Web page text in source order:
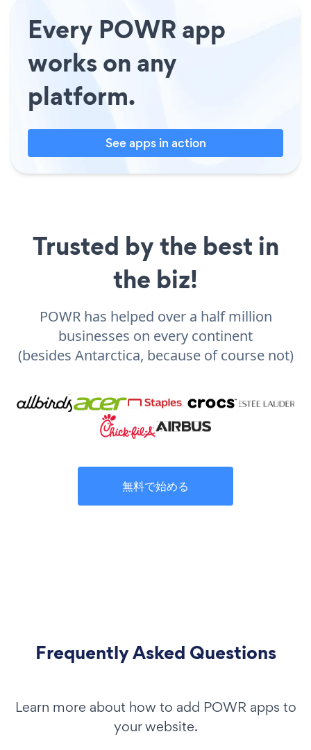
Every POWR app
works on any
platform.
See apps in action
Trusted by the best in
the biz!
POWR has helped over a half million
businesses on every continent
(besides Antarctica, because of course not)
無料で始める
Frequently Asked Questions
Learn more about how to add POWR apps to
your website.